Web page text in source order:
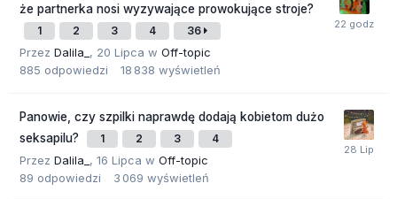
że partnerka nosi wyzywające prowokujące stroje?
1 2 3 4 36
Przez Dalila_ , 20 Lipca w Off-topic
885 odpowiedzi 18 838 wyświetleń
Panowie, czy szpilki naprawdę dodają kobietom dużo
seksapilu?
1 2 3 4
Przez Dalila_ , 16 Lipca w Off-topic
89 odpowiedzi 3 069 wyświetleń